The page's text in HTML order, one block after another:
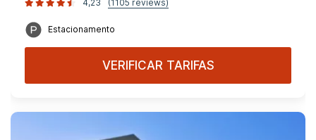
4,23
(1105 reviews)
Estacionamento
VERIFICAR TARIFAS